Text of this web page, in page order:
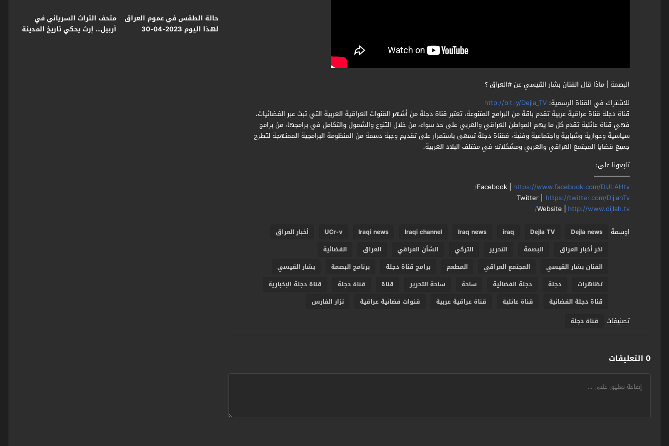
البصمة | ماذا قال الفنان بشار القيسي عن #العراق ؟
للاشتراك في القناة الرسمية:http://bit.ly/Dejla_TV
قناة دجلة قناة عراقية عربية تقدم باقة من البرامج المتنوعة، تعتبر قناة دجلة من أشهر القنوات العراقية العربية التي تبث عبر الفضائيات،
فهي قناة عائلية تقدم كل ما يهم المواطن العراقي والعربي على حد سواء، من خلال التنوع والشمول والتكامل في برامجها، من برامج
سياسية وحوارية وشبابية واجتماعية وفنية، فقناة دجلة تسعى باستمرار على تقديم وجبة دسمة من المنظومة البرامجية الممنهجة لتطرح
جميع قضايا المجتمع العراقي والعربي ومشكلاته في مختلف البلاد العربية.
تابعونا على:
—————–
Facebook | https://www.facebook.com/DIJLAHtv/
Twitter | https://twitter.com/DijlahTv
Website | http://www.dijlah.tv/
اوسمة
Dejla news
Dejla TV
iraq
Iraq news
Iraqi channel
Iraqi news
UCr-v
أخبار العراق
اخر أخبار العراق
البصمة التحرير التركي الشأن العراقي العراق
الفضائية
الفنان بشار القيسي
المجتمع العراقي المطعم برامج قناة دجلة برنامج البصمة
بشار القيسي
تظاهرات
دجلة دجلة الفضائية ساحة ساحة التحرير قناة قناة دجلة
قناة دجلة الإخبارية
قناة دجلة الفضائية
قناة عائلية قناة عراقية عربية قنوات فضائية عراقية نزار الفارس
تصنيفات قناة دجلة
0 التعليقات
حالة الطقس في عموم العراق
لهذا اليوم 2023-04-30
متحف التراث السرياني في
أربيل… إرث يحكي تاريخ المدينة